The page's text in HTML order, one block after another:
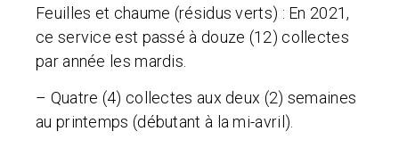
Feuilles et chaume (résidus verts) : En 2021,
ce service est passé à douze (12) collectes
par année les mardis.
– Quatre (4) collectes aux deux (2) semaines
au printemps (débutant à la mi-avril).